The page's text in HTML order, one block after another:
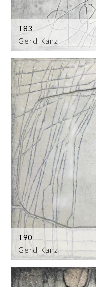
Gerd Kanz
T83
Gerd Kanz
T90